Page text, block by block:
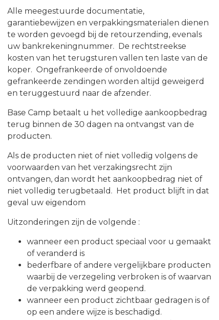
Alle meegestuurde documentatie,
garantiebewijzen en verpakkingsmaterialen dienen
te worden gevoegd bij de retourzending, evenals
uw bankrekeningnummer. De rechtstreekse
kosten van het terugsturen vallen ten laste van de
koper. Ongefrankeerde of onvoldoende
gefrankeerde zendingen worden altijd geweigerd
en teruggestuurd naar de afzender.
Base Camp betaalt u het volledige aankoopbedrag
terug binnen de 30 dagen na ontvangst van de
producten.
Als de producten niet of niet volledig volgens de
voorwaarden van het verzakingsrecht zijn
ontvangen, dan wordt het aankoopbedrag niet of
niet volledig terugbetaald. Het product blijft in dat
geval uw eigendom
Uitzonderingen zijn de volgende :
wanneer een product speciaal voor u gemaakt
of veranderd is
bederfbare of andere vergelijkbare producten
waarbij de verzegeling verbroken is of waarvan
de verpakking werd geopend.
wanneer een product zichtbaar gedragen is of
op een andere wijze is beschadigd.